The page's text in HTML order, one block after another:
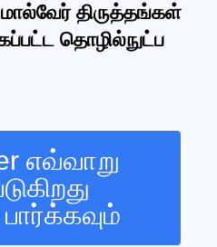
திருத்தங்கள்
தொழில்நுட்ப
எவ்வாறு